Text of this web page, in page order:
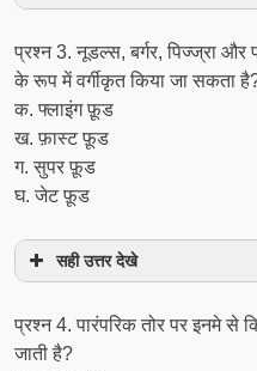
प्रश्‍न 3. नूडल्स, बर्गर, पिज्ज्रा
के रूप में वर्गीकृत किया जा सकता
क. फ्लाइंग फ़ूड
ख. फ़ास्ट फ़ूड
ग. सुपर फ़ूड
घ. जेट फ़ूड
सही उत्तर देखे
प्रश्‍न 4. पारंपरिक तोर पर इनमे से
जाती है?